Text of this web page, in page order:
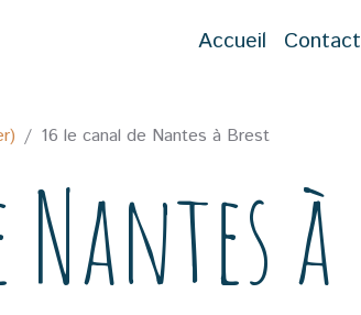
Accueil Contact
16 le canal de Nantes à Brest
à